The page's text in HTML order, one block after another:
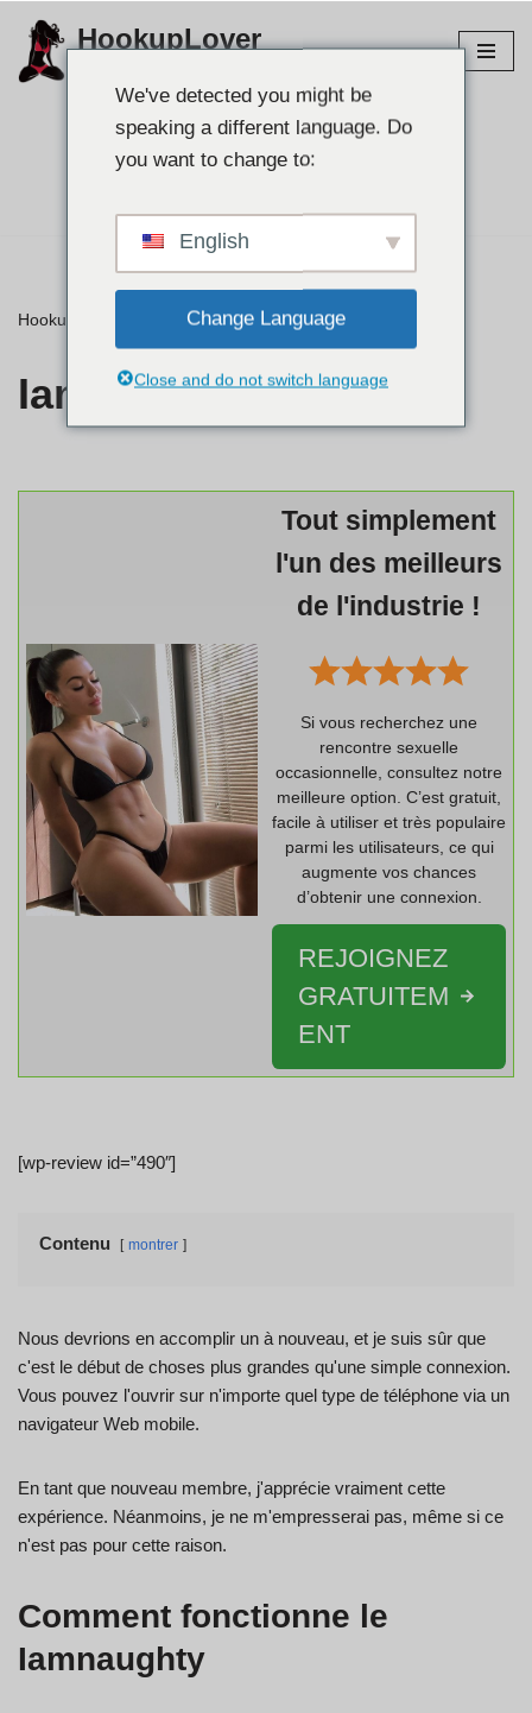
Aller
HookupLover
Trouvez votre
HookupLover »Iamnaughty
Iamnaughty
Tout simplement
l'un des meilleurs
de l'industrie !
Si vous recherchez une
rencontre sexuelle
occasionnelle, consultez notre
meilleure option. C’est gratuit,
facile à utiliser et très populaire
parmi les utilisateurs, ce qui
augmente vos chances
d’obtenir une connexion.
REJOIGNEZ
GRATUITEM
ENT
[wp-review id=”490″]
Contenu montrer
Nous devrions en accomplir un à nouveau, et je suis sûr que
c'est le début de choses plus grandes qu'une simple connexion.
Vous pouvez l'ouvrir sur n'importe quel type de téléphone via un
navigateur Web mobile.
En tant que nouveau membre, j'apprécie vraiment cette
expérience. Néanmoins, je ne m'empresserai pas, même si ce
n'est pas pour cette raison.
Comment fonctionne le
Iamnaughty
We've detected you might be
speaking a different language. Do
you want to change to:
English
Change Language
Close and do not switch language